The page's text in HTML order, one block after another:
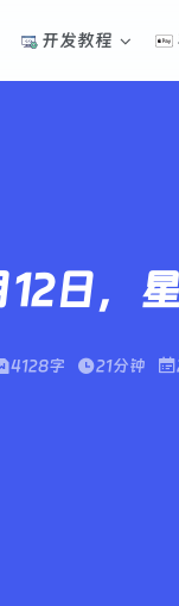
日，
4128字 21分钟
开发教程